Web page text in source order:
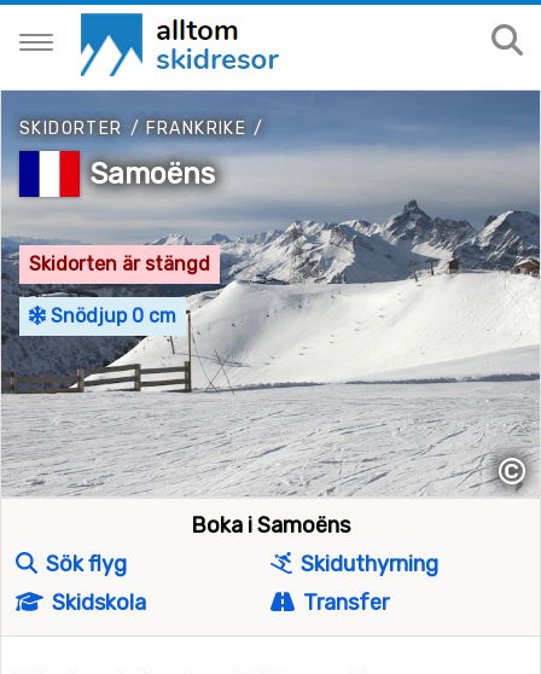
SKIDORTER /FRANKRIKE /
Samoëns
Skidorten är stängd
Snödjup 0 cm
©
Boka i Samoëns
Sök flyg
Skiduthyrning
Skidskola
Transfer